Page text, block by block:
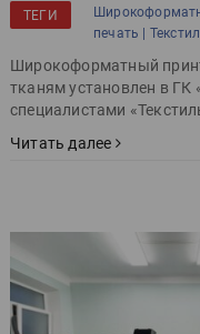
ТЕГИ
печать |
Широкоформатный
тканям установлен в ГК
специалистами
Читать далее